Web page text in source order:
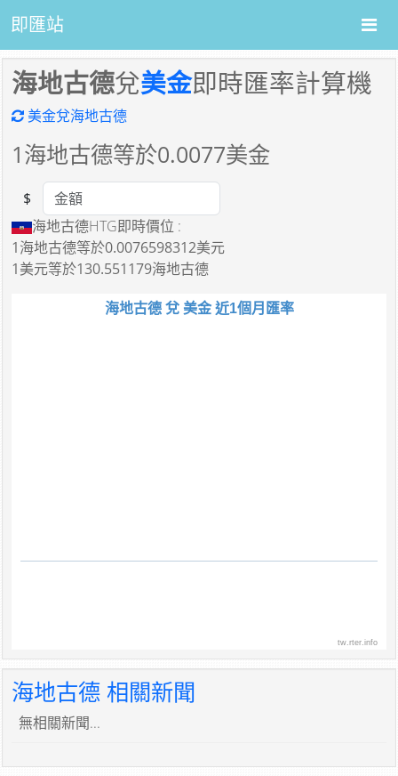
即匯站
海地古德兌美金即時匯率計算機
美金兌海地古德
1海地古德等於0.0077美金
Amount
$
海地古德HTG即時價位 :
1海地古德等於0.0076598312美元
1美元等於130.551179海地古德
海地古德 兌 美金 近1個月匯率
tw.rter.info
海地古德 相關新聞
無相關新聞...